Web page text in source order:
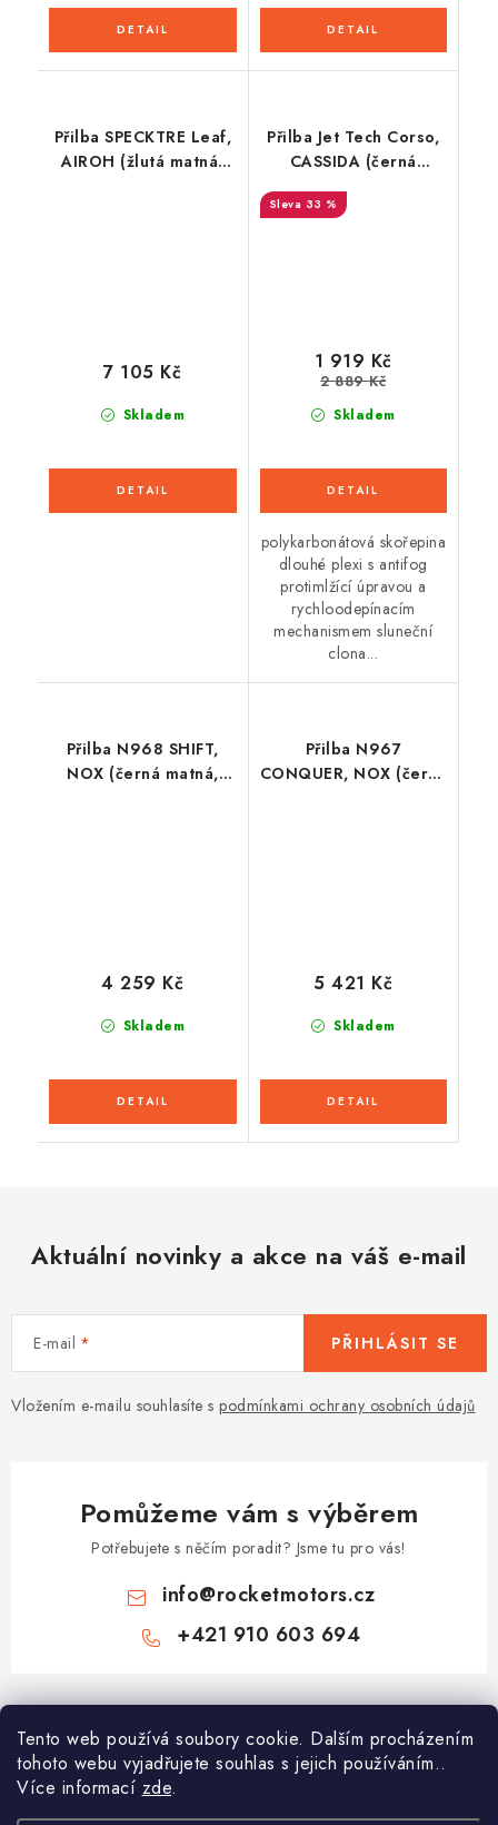
Tento web používá soubory cookie. Dalším procházením
tohoto webu vyjadřujete souhlas s jejich používáním..
Více informací zde.
Přilba SPECKTRE Leaf,
AIROH (žlutá matná)
Skladem
7 105 Kč
Přilba Jet Tech Corso,
CASSIDA (černá
matná/šedá)
33 %
Skladem
1 919 Kč
2 889 Kč
polykarbonátová skořepina
dlouhé plexi s antifog
protimlžící úpravou a
rychloodepínacím
mechanismem sluneční
clona...
Přilba N968 SHIFT,
NOX (černá matná,
Skladem
4 259 Kč
Přilba N967
CONQUER, NOX (černá
Skladem
5 421 Kč
Aktuální novinky a akce na váš e-mail
E-mail
Vložením e-mailu souhlasíte s podmínkami ochrany osobních údajů
PŘIHLÁSIT SE
Pomůžeme vám s výběrem
Potřebujete s něčím poradit? Jsme tu pro vás!
info@rocketmotors.cz
+421 910 603 694
Z
á
Najdete nás
Informace pro vás